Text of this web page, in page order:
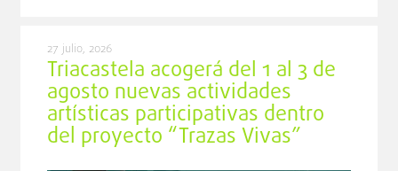
27 julio, 2026
Triacastela acogerá del 1 al 3 de
agosto nuevas actividades
artísticas participativas dentro
del proyecto “Trazas Vivas”